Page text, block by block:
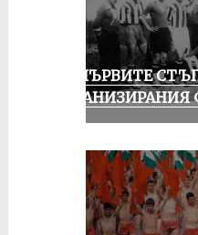
ЗА ПЪРВИТЕ
ОРГАНИЗИРАНИЯ